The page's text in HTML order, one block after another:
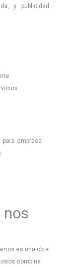
y publicidad
empresa
nos
es una obra
combina